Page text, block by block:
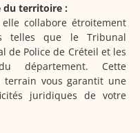
du territoire :
collabore étroitement
telles que le Tribunal
de Police de Créteil et les
département. Cette
terrain vous garantit une
juridiques de votre